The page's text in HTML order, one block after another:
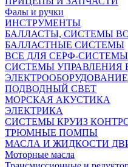
Фалы и ручки
ИНСТРУМЕНТЫ
БАЛЛАСТЫ, СИСТЕМЫ
БАЛЛАСТНЫЕ СИСТЕМЫ
ВСЕ ДЛЯ СЕРФ-СИСТЕМЫ
СИСТЕМЫ УПРАВЛЕНИЯ
ЭЛЕКТРООБОРУДОВАНИЕ
ПОДВОДНЫЙ СВЕТ
МОРСКАЯ АКУСТИКА
ЭЛЕКТРИКА
СИСТЕМЫ КРУИЗ
ТРЮМНЫЕ ПОМПЫ
МАСЛА И ЖИДКОСТИ
Моторные масла